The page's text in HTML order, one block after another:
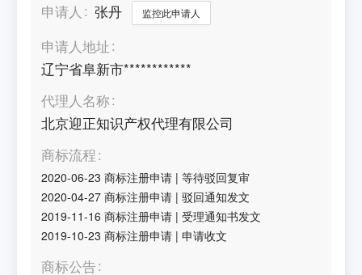
申请人
张丹 监控此申请人
申请人地址
辽宁省阜新市************
代理人名称
北京迎正知识产权代理有限公司
商标流程
2020-06-23 商标注册申请 |等待驳回复审
2020-04-27 商标注册申请 |驳回通知发文
2019-11-16 商标注册申请 |受理通知书发文
2019-10-23 商标注册申请 |申请收文
商标公告